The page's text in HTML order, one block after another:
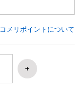
コメリポイントについて